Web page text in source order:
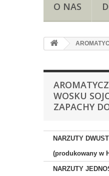
O NAS
WOSKU
ZAPACHY
NARZUTY
(produkowany w
NARZUTY